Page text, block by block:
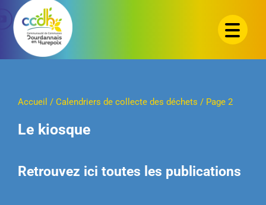
Passer
contenu
Accueil / Calendriers de collecte des déchets / Page 2
Le kiosque
Retrouvez ici toutes les publications